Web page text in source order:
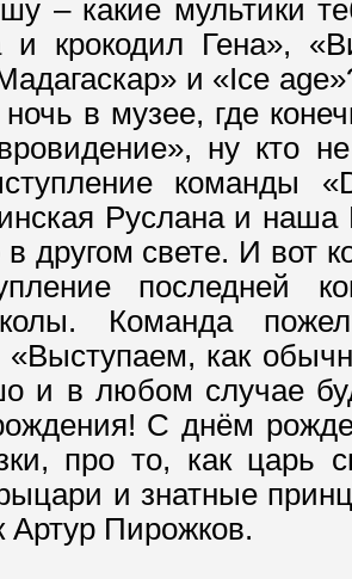
– какие мультики
и крокодил Гена»,
и «Ice
в музее, где
ну кто
команды
Руслана и
другом свете. И вот
последней
Команда
как
и в любом случае
С днём
про то, как царь
и знатные
Артур Пирожков.